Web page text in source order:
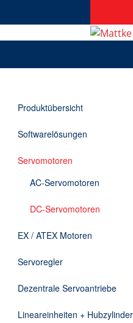
Applikationen
Informationen
Downloads
DE
Produktübersicht
Softwarelösungen
Servomotoren
AC-Servomotoren
DC-Servomotoren
EX / ATEX Motoren
Servoregler
Dezentrale Servoantriebe
Lineareinheiten + Hubzylinder